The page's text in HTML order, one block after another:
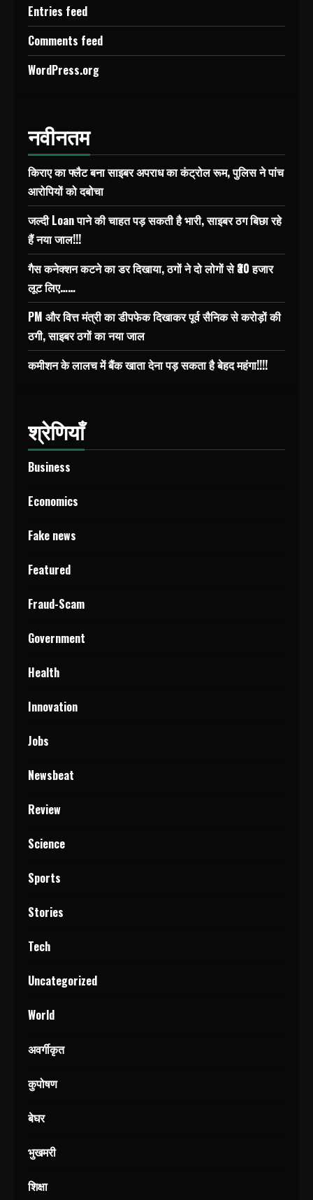
Entries feed
Comments feed
WordPress.org
नवीनतम
किराए का फ्लैट बना साइबर अपराध का कंट्रोल रूम, पुलिस ने पांच
आरोपियों को दबोचा
जल्दी Loan पाने की चाहत पड़ सकती है भारी, साइबर ठग बिछा रहे
हैं नया जाल!!!
गैस कनेक्शन कटने का डर दिखाया, ठगों ने दो लोगों से ₹30 हजार
लूट लिए……
PM और वित्त मंत्री का डीपफेक दिखाकर पूर्व सैनिक से करोड़ों की
ठगी, साइबर ठगों का नया जाल
कमीशन के लालच में बैंक खाता देना पड़ सकता है बेहद महंगा!!!!
श्रेणियाँ
Business
Economics
Fake news
Featured
Fraud-Scam
Government
Health
Innovation
Jobs
Newsbeat
Review
Science
Sports
Stories
Tech
Uncategorized
World
अवर्गीकृत
कुपोषण
बेघर
भुखमरी
शिक्षा